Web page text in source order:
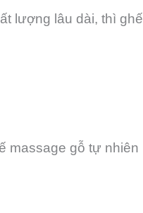
lượng lâu dài, thì ghế
massage gỗ tự nhiên